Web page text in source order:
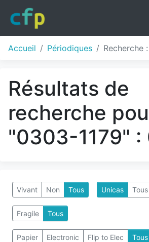
Accueil Périodiques Recherche
Résultats de
recherche
"0303-1179" :
Vivant Non Tous Unicas Tous
Fragile Tous
Papier Electronic Flip to Elec Tous